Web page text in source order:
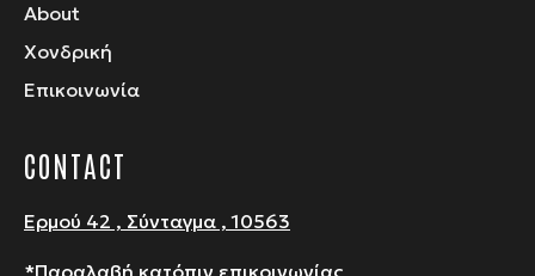
About
Χονδρική
Επικοινωνία
CONTACT
Ερμού 42 , Σύνταγμα , 10563